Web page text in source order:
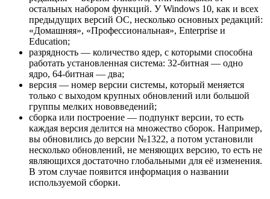
остальных набором функций. У Windows 10, как и всех
предыдущих версий ОС, несколько основных редакций:
«Домашняя», «Профессиональная», Enterprise и
Education;
разрядность — количество ядер, с которыми способна
работать установленная система: 32-битная — одно
ядро, 64-битная — два;
версия — номер версии системы, который меняется
только с выходом крупных обновлений или большой
группы мелких нововведений;
сборка или построение — подпункт версии, то есть
каждая версия делится на множество сборок. Например,
вы обновились до версии №1322, а потом установили
несколько обновлений, не меняющих версию, то есть не
являющихся достаточно глобальными для её изменения.
В этом случае появится информация о названии
используемой сборки.